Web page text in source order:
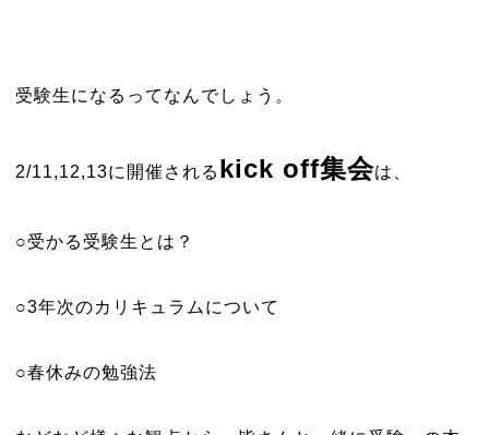
受験生になるってなんでしょう。
2/11,12,13に開催される kick off集会は、
○受かる受験生とは？
○3年次のカリキュラムについて
○春休みの勉強法